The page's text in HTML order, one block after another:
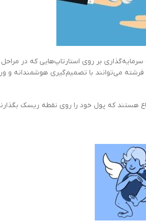
بر روی استارتاپ‌هایی که در
فرشته می‌توانند با تصمیم‌گیری
هستند که پول خود را روی نقطه ریسک